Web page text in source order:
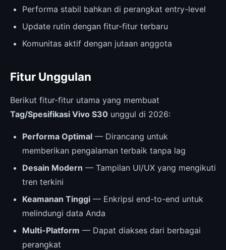
Performa stabil bahkan di perangkat entry-level
Update rutin dengan fitur-fitur terbaru
Komunitas aktif dengan jutaan anggota
Fitur Unggulan
Berikut fitur-fitur utama yang membuat
Tag/Spesifikasi Vivo S30 unggul di 2026:
Performa Optimal — Dirancang untuk
memberikan pengalaman terbaik tanpa lag
Desain Modern — Tampilan UI/UX yang mengikuti
tren terkini
Keamanan Tinggi — Enkripsi end-to-end untuk
melindungi data Anda
Multi-Platform — Dapat diakses dari berbagai
perangkat